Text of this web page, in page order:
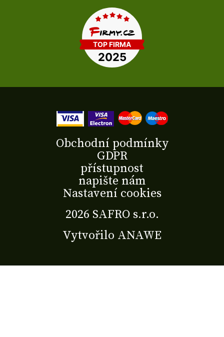
2026 SAFRO s.r.o.
Vytvořilo ANAWE
Obchodní podmínky
GDPR
přístupnost
napište nám
Nastavení cookies